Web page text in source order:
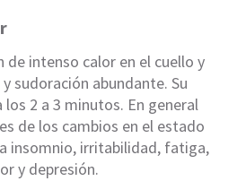
de intenso calor en el cuello y
sudoración abundante. Su
los 2 a 3 minutos. En general
de los cambios en el estado
insomnio, irritabilidad, fatiga,
y depresión.